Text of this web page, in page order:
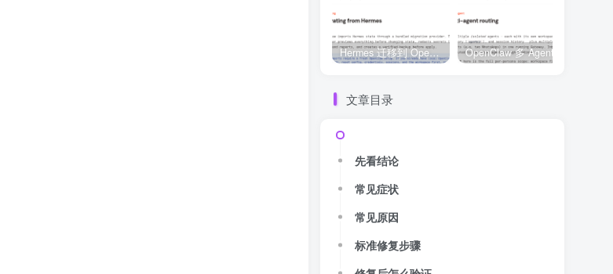
Hermes 迁移到 OpenClaw 上线清单：频道、定时任务、权限和回滚一次检查
文章目录
先看结论
常见症状
常见原因
标准修复步骤